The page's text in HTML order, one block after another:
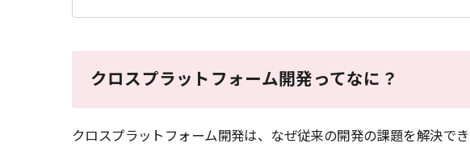
クロスプラットフォーム開発ってなに？
クロスプラットフォーム開発は、なぜ従来の開発の課題を解決で